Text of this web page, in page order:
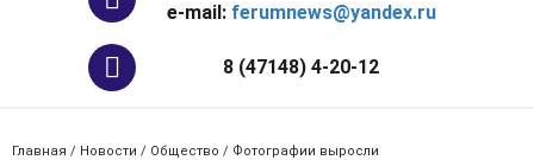
e-mail: ferumnews@yandex.ru
8 (47148) 4-20-12
Главная / Новости / Общество / Фотографии выросли